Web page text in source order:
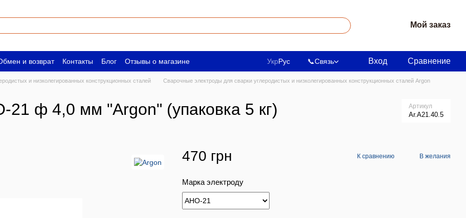
Мой заказ
и возврат Контакты Блог
Отзывы о магазине
лицам Вакансии
УкрРус 📞Связь Вход Сравнение
и низколегированных конструкционных сталей
Сварочные электроды для сварки углеродистых и низколегированных конструкционных сталей Argon
ф 4,0 мм "Argon" (упаковка 5 кг) Артикул
Ar.A21.40.5
470 грн К сравнению В желания
Марка электроду